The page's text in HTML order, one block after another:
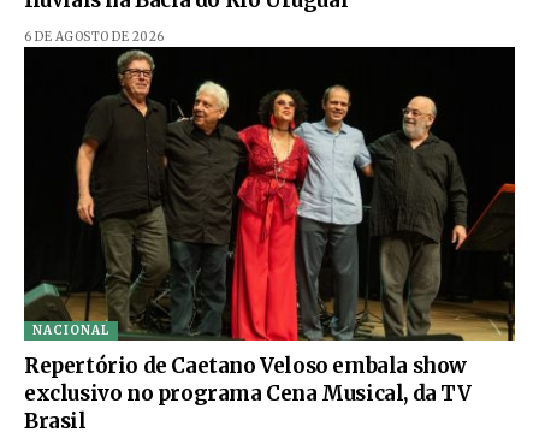
6 DE AGOSTO DE 2026
NACIONAL
Repertório de Caetano Veloso embala show
exclusivo no programa Cena Musical, da TV
Brasil